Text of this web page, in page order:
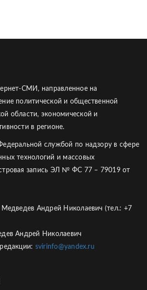
СМИ, направленное на
политической и общественной
области, экономической и
в регионе.
службой по надзору в сфере
технологий и массовых
запись ЭЛ № ФС 77 – 79019 от
Медведев Андрей Николаевич (тел.: +7
Андрей Николаевич
svirinfo@yandex.ru